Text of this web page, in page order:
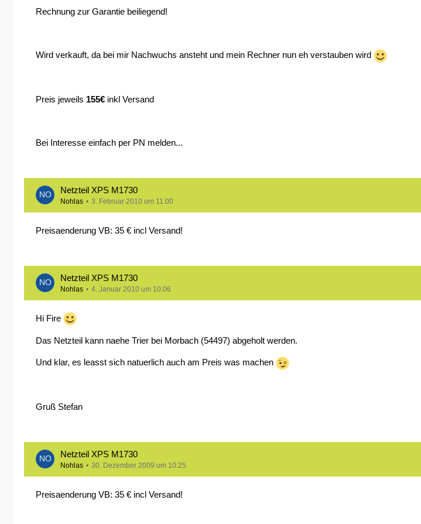
Rechnung zur Garantie beiliegend!
Wird verkauft, da bei mir Nachwuchs ansteht und mein Rechner nun eh verstauben wird
Preis jeweils 155€ inkl Versand
Bei Interesse einfach per PN melden...
Netzteil XPS M1730
Nohlas 3. Februar 2010 um 11:00
Preisaenderung VB: 35 € incl Versand!
Netzteil XPS M1730
Nohlas 4. Januar 2010 um 10:06
Hi Fire
Das Netzteil kann naehe Trier bei Morbach (54497) abgeholt werden.
Und klar, es leasst sich natuerlich auch am Preis was machen
Gruß Stefan
Netzteil XPS M1730
Nohlas 30. Dezember 2009 um 10:25
Preisaenderung VB: 35 € incl Versand!